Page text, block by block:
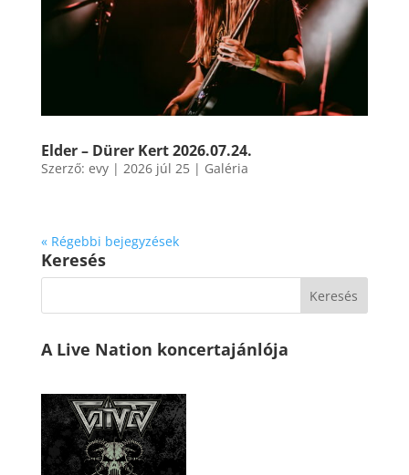
Elder – Dürer Kert 2026.07.24.
Szerző: evy| 2026 júl 25| Galéria
« Régebbi bejegyzések
Keresés
A Live Nation koncertajánlója